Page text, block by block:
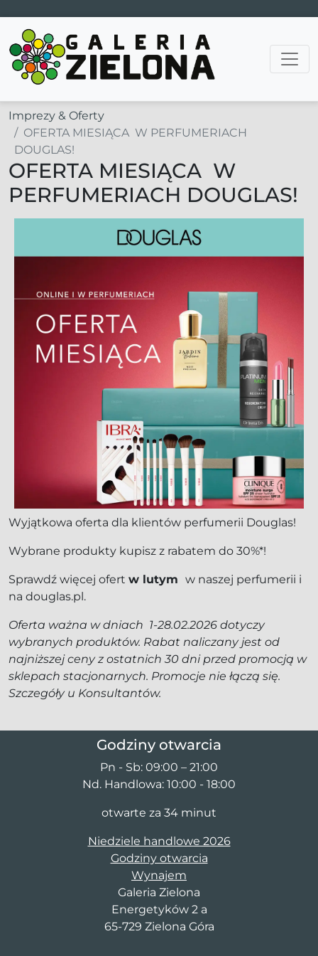
Main Navigation
Imprezy & Oferty
OFERTA MIESIĄCA W PERFUMERIACH
DOUGLAS!
OFERTA MIESIĄCA W
PERFUMERIACH DOUGLAS!
Wyjątkowa oferta dla klientów perfumerii Douglas!
Wybrane produkty kupisz z rabatem do 30%*!
Sprawdź więcej ofert w lutym w naszej perfumerii i
na douglas.pl.
Oferta ważna w dniach 1-28.02.2026 dotyczy
wybranych produktów. Rabat naliczany jest od
najniższej ceny z ostatnich 30 dni przed promocją w
sklepach stacjonarnych. Promocje nie łączą się.
Szczegóły u Konsultantów.
Godziny otwarcia
Pn - Sb: 09:00 – 21:00
Nd. Handlowa: 10:00 - 18:00
otwarte za 34 minut
Niedziele handlowe 2026
Godziny otwarcia
Wynajem
Galeria Zielona
Energetyków 2 a
65-729 Zielona Góra